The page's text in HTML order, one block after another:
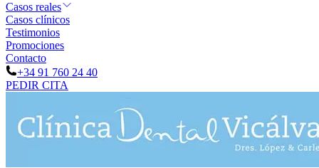
Casos reales
Casos clínicos
Testimonios
Promociones
Contacto
+34 91 760 24 40
PEDIR CITA